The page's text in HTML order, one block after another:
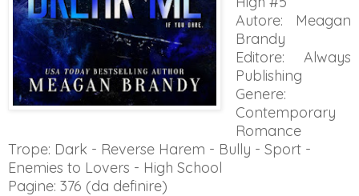
Autore: Meagan
Brandy
Editore: Always
Publishing
Genere:
Contemporary
Romance
Trope: Dark - Reverse Harem - Bully - Sport -
Enemies to Lovers - High School
Pagine: 376 (da definire)